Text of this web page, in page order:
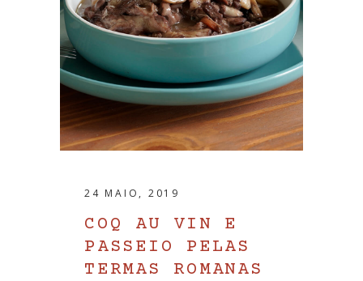
24 MAIO, 2019
COQ AU VIN E
PASSEIO PELAS
TERMAS ROMANAS